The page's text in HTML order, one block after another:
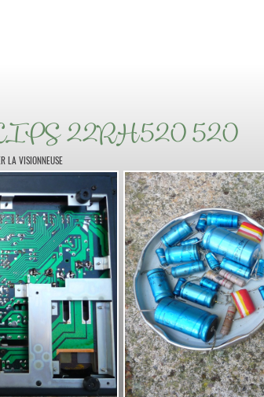
22RH520 520
LA VISIONNEUSE